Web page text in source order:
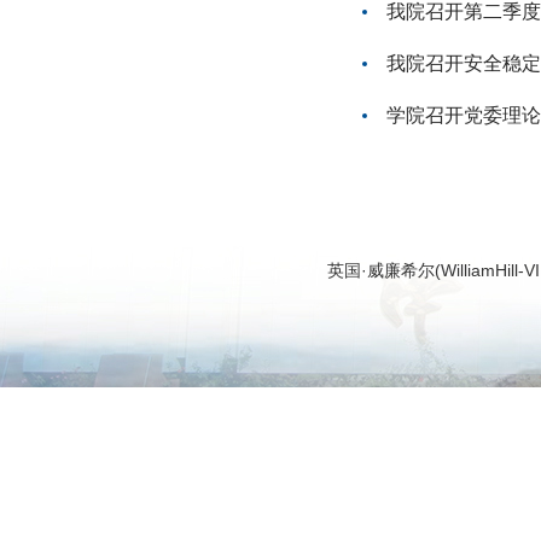
我院召开第二季
我院召开安全稳
学院召开党委理
英国·威廉希尔(WilliamHill-